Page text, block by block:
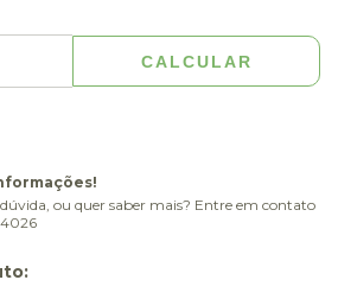
CALCULAR
ou quer saber mais? Entre em contato
4026